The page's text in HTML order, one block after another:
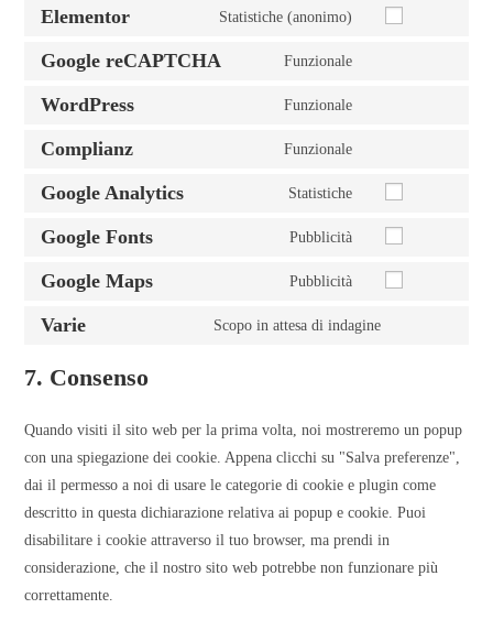
Elementor Statistiche (anonimo)
Google reCAPTCHA Funzionale
WordPress Funzionale
Complianz Funzionale
Google Analytics Statistiche
Google Fonts Pubblicità
Google Maps Pubblicità
Varie Scopo in attesa di indagine
7. Consenso
Quando visiti il sito web per la prima volta, noi mostreremo un popup
con una spiegazione dei cookie. Appena clicchi su "Salva preferenze",
dai il permesso a noi di usare le categorie di cookie e plugin come
descritto in questa dichiarazione relativa ai popup e cookie. Puoi
disabilitare i cookie attraverso il tuo browser, ma prendi in
considerazione, che il nostro sito web potrebbe non funzionare più
correttamente.